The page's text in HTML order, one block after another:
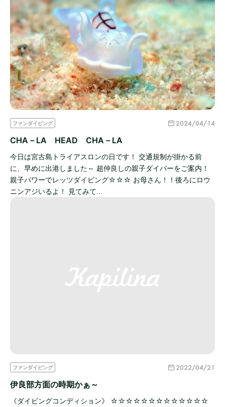
ファンダイビング 2024/04/14
CHA－LA HEAD CHA－LA
今日は宮古島トライアスロンの日です！ 交通規制が掛かる前
に、早めに出港しました～ 超仲良しの親子ダイバーをご案内！
親子パワーでレッツダイビング☆☆☆ お母さん！！後ろにロウ
ニンアジいるよ！ 見てみて…
ファンダイビング 2022/04/21
伊良部方面の時期かぁ～
《ダイビングコンディション》 ☆☆☆☆☆☆☆☆☆☆☆☆☆